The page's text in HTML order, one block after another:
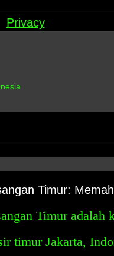
Privacy
Timur:
Timur adalah
timur Jakarta,